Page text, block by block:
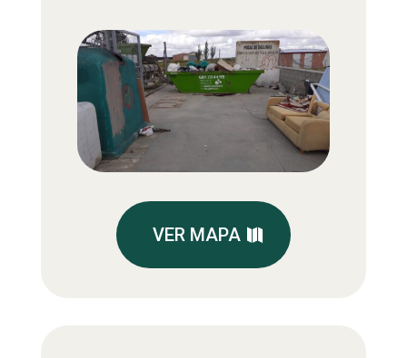
VER MAPA